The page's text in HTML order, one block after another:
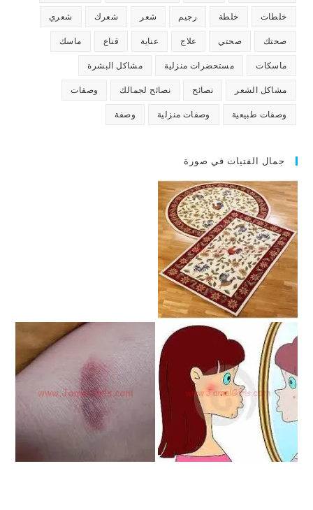
خلطات خلطة رجيم شعر شعرك شعري
صحتك صحتي علاج عناية قناع ماسك
ماسكات مستحضرات منزلية مشاكل البشرة
مشاكل الشعر نصائح نصائح لجمالك وصفات
وصفات طبيعية وصفات منزلية وصفة
جمال الفتيات في صورة